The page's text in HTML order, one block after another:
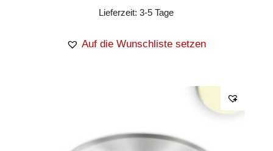
Lieferzeit:3-5 Tage
Auf die Wunschliste setzen